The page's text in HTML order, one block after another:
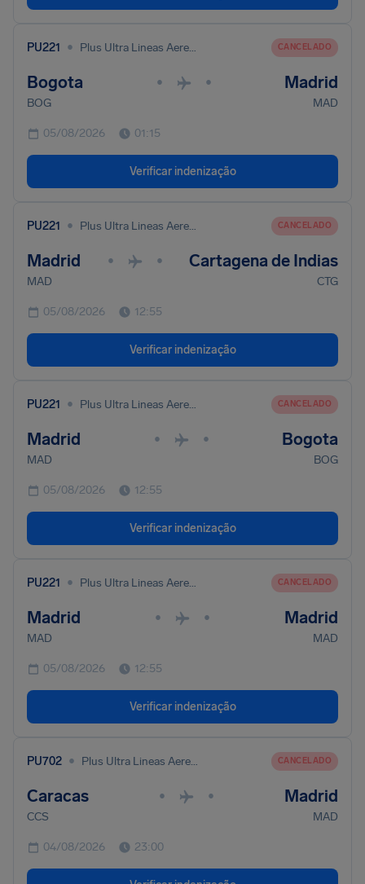
PU221 • Plus Ultra Lineas Aereas S. A. CANCELADO
Bogota • • Madrid
BOG MAD
05/08/2026 01:15
Verificar indenização
PU221 • Plus Ultra Lineas Aereas S. A. CANCELADO
Madrid • • Cartagena de Indias
MAD CTG
05/08/2026 12:55
Verificar indenização
PU221 • Plus Ultra Lineas Aereas S. A. CANCELADO
Madrid • • Bogota
MAD BOG
05/08/2026 12:55
Verificar indenização
PU221 • Plus Ultra Lineas Aereas S. A. CANCELADO
Madrid • • Madrid
MAD MAD
05/08/2026 12:55
Verificar indenização
PU702 • Plus Ultra Lineas Aereas S. A. CANCELADO
Caracas • • Madrid
CCS MAD
04/08/2026 23:00